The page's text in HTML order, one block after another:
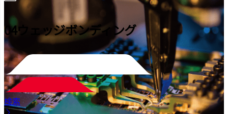
04ウェッジボンディング
検索